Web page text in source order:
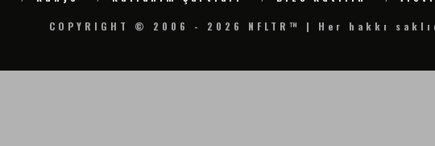
COPYRIGHT © 2006 - 2026 NFLTR™ | Her hakkı